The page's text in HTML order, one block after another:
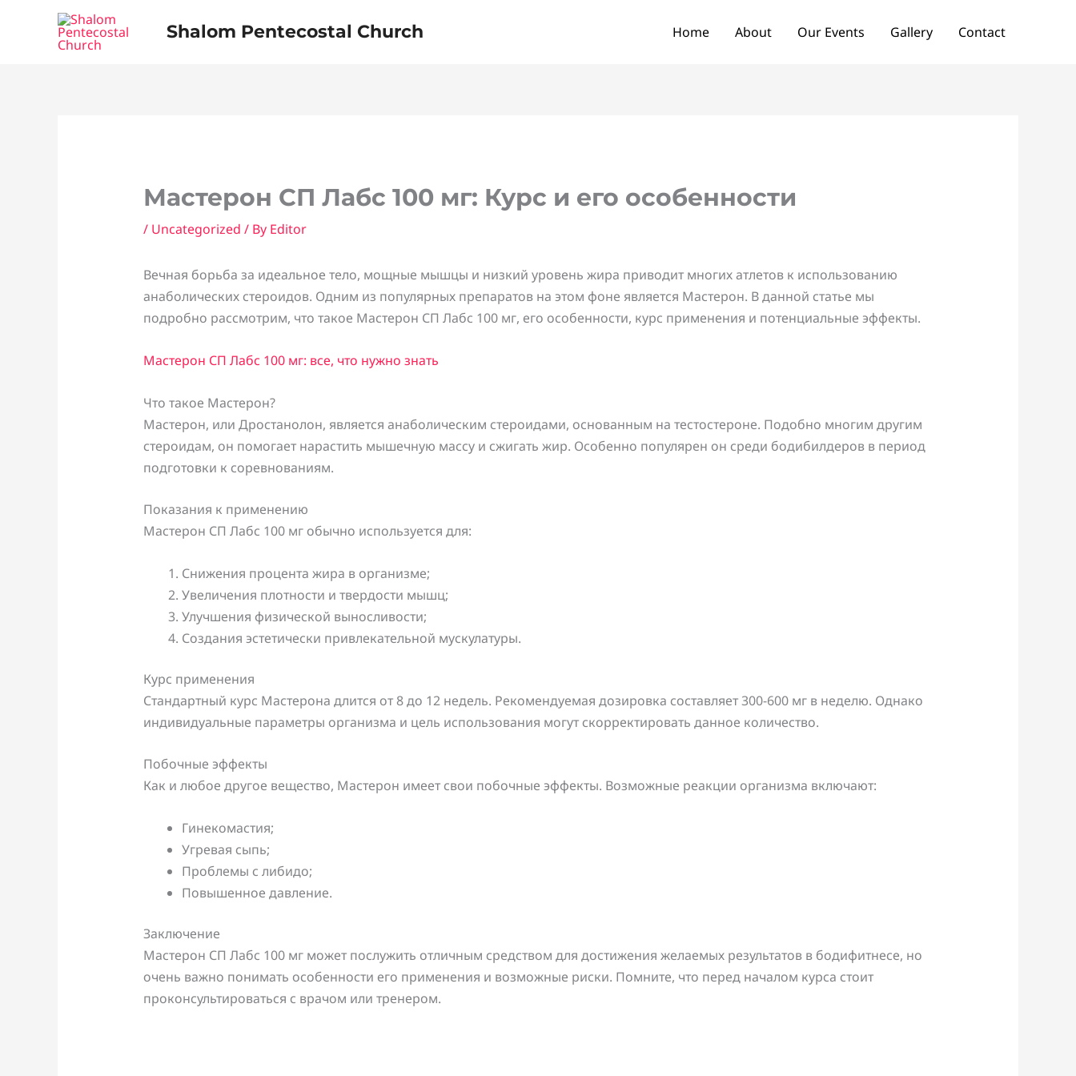
Shalom Pentecostal Church Home About Our Events Gallery Contact
Мастерон СП Лабс 100 мг: Курс и его особенности
/ Uncategorized / By Editor
Вечная борьба за идеальное тело, мощные мышцы и низкий уровень жира приводит многих атлетов к использованию
анаболических стероидов. Одним из популярных препаратов на этом фоне является Мастерон. В данной статье мы
подробно рассмотрим, что такое Мастерон СП Лабс 100 мг, его особенности, курс применения и потенциальные эффекты.
Мастерон СП Лабс 100 мг: все, что нужно знать
Что такое Мастерон?
Мастерон, или Дростанолон, является анаболическим стероидами, основанным на тестостероне. Подобно многим другим
стероидам, он помогает нарастить мышечную массу и сжигать жир. Особенно популярен он среди бодибилдеров в период
подготовки к соревнованиям.
Показания к применению
Мастерон СП Лабс 100 мг обычно используется для:
Снижения процента жира в организме;
Увеличения плотности и твердости мышц;
Улучшения физической выносливости;
Создания эстетически привлекательной мускулатуры.
Курс применения
Стандартный курс Мастерона длится от 8 до 12 недель. Рекомендуемая дозировка составляет 300-600 мг в неделю. Однако
индивидуальные параметры организма и цель использования могут скорректировать данное количество.
Побочные эффекты
Как и любое другое вещество, Мастерон имеет свои побочные эффекты. Возможные реакции организма включают:
Гинекомастия;
Угревая сыпь;
Проблемы с либидо;
Повышенное давление.
Заключение
Мастерон СП Лабс 100 мг может послужить отличным средством для достижения желаемых результатов в бодифитнесе, но
очень важно понимать особенности его применения и возможные риски. Помните, что перед началом курса стоит
проконсультироваться с врачом или тренером.